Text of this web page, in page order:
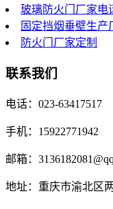
玻璃防火门厂家电
固定挡烟垂壁生产
防火门厂家定制
联系我们
电话：023-63417517
手机：15922771942
邮箱：
地址：重庆市渝北区